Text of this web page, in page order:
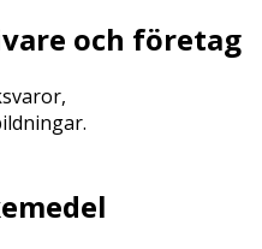
och företag